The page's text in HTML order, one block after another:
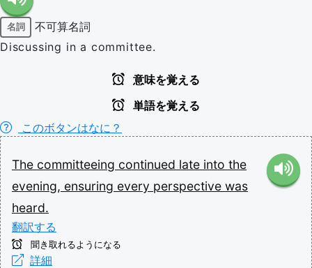
名詞
不可算名詞
Discussing in a committee.
意味を覚える
単語を覚える
このボタンはなに？
The committeeing continued late into the
evening, ensuring every perspective was
heard.
翻訳する
聞き取れるようになる
詳細